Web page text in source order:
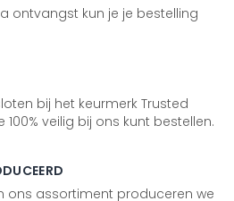
ontvangst kun je je bestelling
bij het keurmerk Trusted
veilig bij ons kunt bestellen.
ons assortiment produceren we